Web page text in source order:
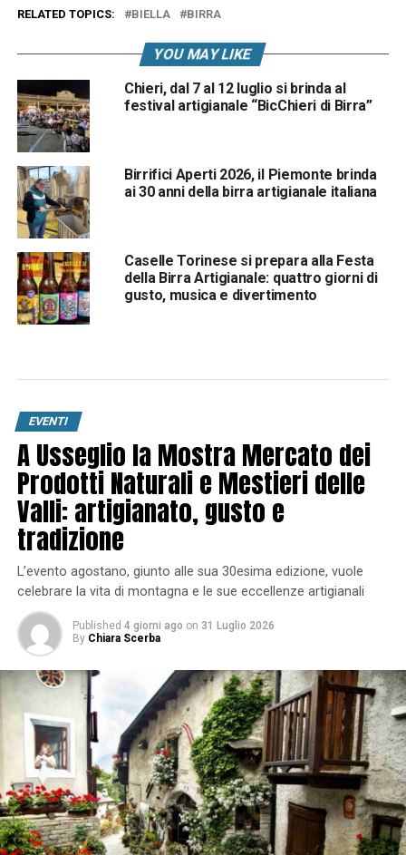
RELATED TOPICS: BIELLA BIRRA
YOU MAY LIKE
Chieri, dal 7 al 12 luglio si brinda al
festival artigianale “BicChieri di Birra”
Birrifici Aperti 2026, il Piemonte brinda
ai 30 anni della birra artigianale italiana
Caselle Torinese si prepara alla Festa
della Birra Artigianale: quattro giorni di
gusto, musica e divertimento
EVENTI
A Usseglio la Mostra Mercato dei
Prodotti Naturali e Mestieri delle
Valli: artigianato, gusto e
tradizione
L’evento agostano, giunto alle sua 30esima edizione, vuole
celebrare la vita di montagna e le sue eccellenze artigianali
Published 4 giorni ago on 31 Luglio 2026
By Chiara Scerba